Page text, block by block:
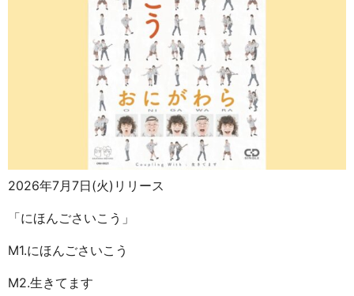
2026年7月7日(火)リリース
「にほんごさいこう」
M1.にほんごさいこう
M2.生きてます